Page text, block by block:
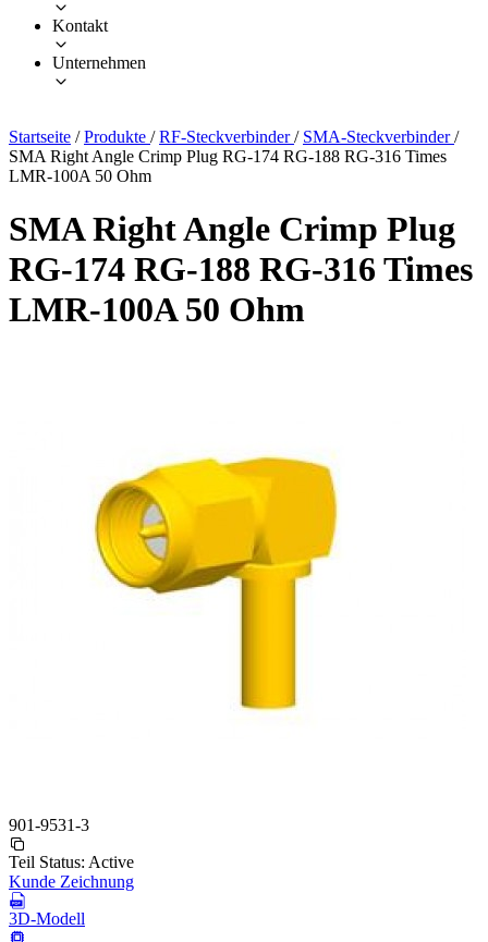
Kontakt
Unternehmen
Startseite / Produkte / RF-Steckverbinder/ SMA-Steckverbinder/
SMA Right Angle Crimp Plug RG-174 RG-188 RG-316 Times
LMR-100A 50 Ohm
SMA Right Angle Crimp Plug
RG-174 RG-188 RG-316 Times
LMR-100A 50 Ohm
901-9531-3
Teil Status: Active
Kunde Zeichnung
3D-Modell